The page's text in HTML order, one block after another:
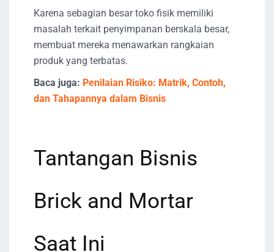
Karena sebagian besar toko fisik memiliki
masalah terkait penyimpanan berskala besar,
membuat mereka menawarkan rangkaian
produk yang terbatas.
Baca juga: Penilaian Risiko: Matrik, Contoh,
dan Tahapannya dalam Bisnis
Tantangan Bisnis
Brick and Mortar
Saat Ini